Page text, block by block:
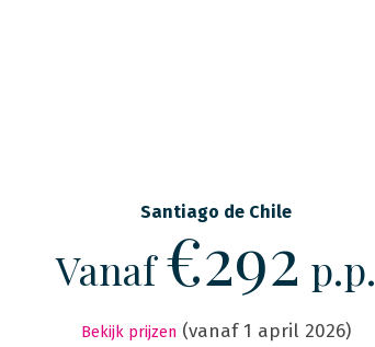
Santiago de Chile
Vanaf€292 p.p.
Bekijk prijzen (vanaf 1 april 2026)